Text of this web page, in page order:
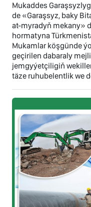
Mukaddes
de «Garaşsyz, baky
at-myradyň mekany»
hormatyna
Mukamlar köşgünde
geçirilen dabaraly
jemgyýetçiligiň
täze ruhubelentlik we